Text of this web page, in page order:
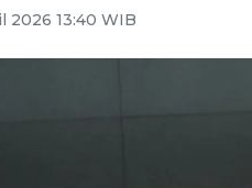
2026 13:40 WIB